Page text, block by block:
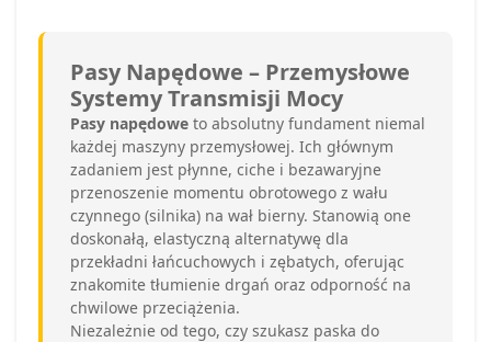
Pasy Napędowe – Przemysłowe
Systemy Transmisji Mocy
Pasy napędowe to absolutny fundament niemal
każdej maszyny przemysłowej. Ich głównym
zadaniem jest płynne, ciche i bezawaryjne
przenoszenie momentu obrotowego z wału
czynnego (silnika) na wał bierny. Stanowią one
doskonałą, elastyczną alternatywę dla
przekładni łańcuchowych i zębatych, oferując
znakomite tłumienie drgań oraz odporność na
chwilowe przeciążenia.
Niezależnie od tego, czy szukasz paska do